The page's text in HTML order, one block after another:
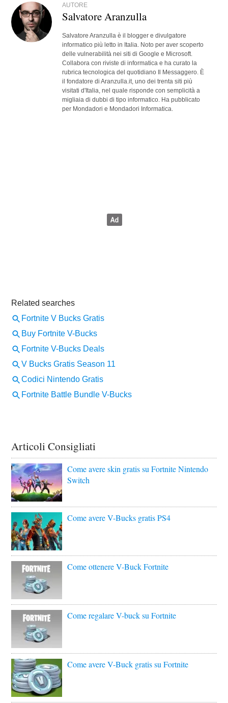
AUTORE
Salvatore Aranzulla
Salvatore Aranzulla è il blogger e divulgatore
informatico più letto in Italia. Noto per aver scoperto
delle vulnerabilità nei siti di Google e Microsoft.
Collabora con riviste di informatica e ha curato la
rubrica tecnologica del quotidiano Il Messaggero. È
il fondatore di Aranzulla.it, uno dei trenta siti più
visitati d'Italia, nel quale risponde con semplicità a
migliaia di dubbi di tipo informatico. Ha pubblicato
per Mondadori e Mondadori Informatica.
Articoli Consigliati
Come avere skin gratis su Fortnite Nintendo
Switch
Come avere V-Bucks gratis PS4
Come ottenere V-Buck Fortnite
Come regalare V-buck su Fortnite
Come avere V-Buck gratis su Fortnite